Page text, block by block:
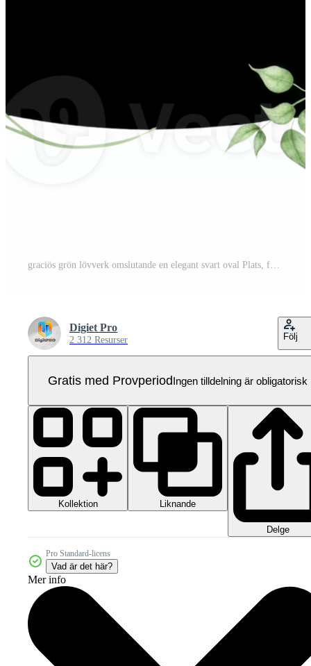
graciös grön lövverk omslutande en elegant svart oval Plats, formning en skön naturlig ram eller dekorativ gräns element för olika design projekt Pro PNG
Digiet Pro
2 312 Resurser Följ
Gratis med ProvperiodIngen tilldelning är obligatorisk
Kollektion Liknande
Delge
Pro Standard-licens
Vad är det här?
Mer info